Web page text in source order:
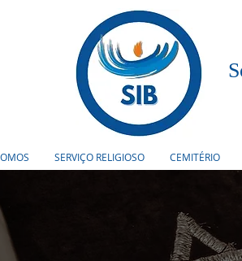
SERVIÇO RELIGIOSO CEMITÉRIO